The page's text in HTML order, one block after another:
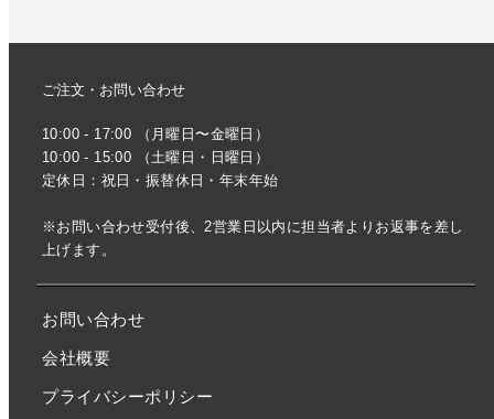
ご注文・お問い合わせ
10:00 - 17:00 （月曜日〜金曜日）
10:00 - 15:00 （土曜日・日曜日）
定休日：祝日・振替休日・年末年始
※お問い合わせ受付後、2営業日以内に担当者よりお返事を差し
上げます。
お問い合わせ
会社概要
プライバシーポリシー